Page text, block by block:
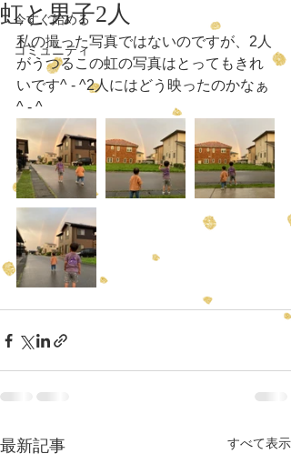
今すぐ始める
コミュニティ
虹と男子2人
私の撮った写真ではないのですが、2人
がうつるこの虹の写真はとってもきれ
いです^ - ^2人にはどう映ったのかなぁ
^ - ^
最新記事 すべて表示